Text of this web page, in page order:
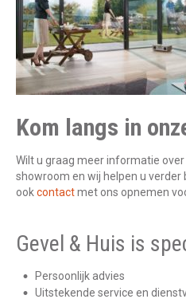
Kom langs in
Wilt u graag meer informatie
showroom en wij helpen u verder
ookcontactmet ons opnemen
Gevel & Huis is
Persoonlijk advies
Uitstekende service en